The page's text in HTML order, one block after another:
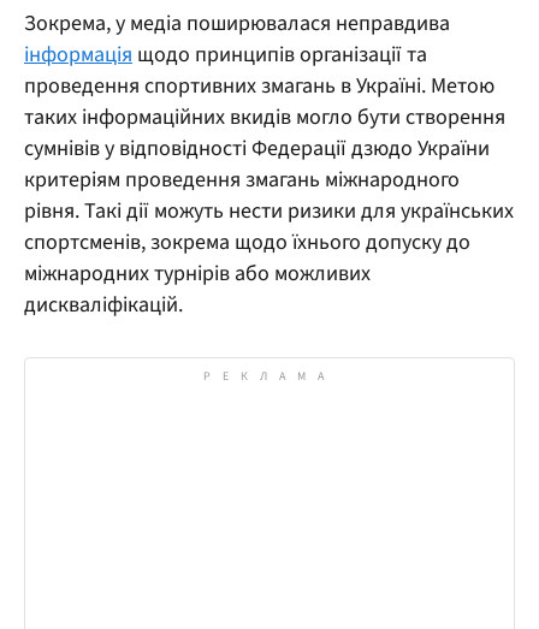
Зокрема, у медіа поширювалася неправдива
інформація щодо принципів організації та
проведення спортивних змагань в Україні. Метою
таких інформаційних вкидів могло бути створення
сумнівів у відповідності Федерації дзюдо України
критеріям проведення змагань міжнародного
рівня. Такі дії можуть нести ризики для українських
спортсменів, зокрема щодо їхнього допуску до
міжнародних турнірів або можливих
дискваліфікацій.